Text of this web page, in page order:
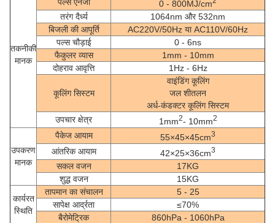
तकनीकी
मानक
0 - 800MJ/cm
तरंग दैर्ध्य
1064nm और 532nm
बिजली की आपूर्ति
AC220V/50Hz या AC110V/60Hz
पल्स चौड़ाई
0 - 6ns
फैकुलर व्यास
1mm - 10mm
दोहराव आवृत्ति
1Hz - 6Hz
कूलिंग सिस्टम
वाइंडिंग कूलिंग
जल शीतलन
अर्ध-कंडक्टर कूलिंग सिस्टम
उपचार क्षेत्र
1mm2- 10mm2
उपकरण
मानक
पैकेज आयाम 55×45×45cm3
आंतरिक आयाम 42×25×36cm3
सकल वजन
17KG
शुद्ध वजन
15KG
कार्यरत
स्थिति
तापमान का संचालन
5 - 25
सापेक्ष आर्द्रता
≤70%
बैरोमेट्रिक
860hPa - 1060hPa